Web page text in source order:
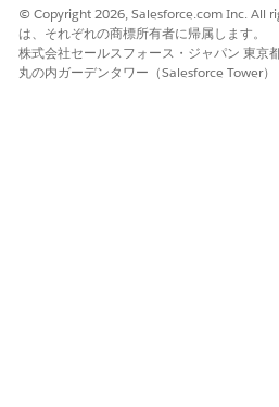
は、低リスク (0 ～ 49)、中リス
～ 100) の 3 つがあります。
検出された異常 – 次の 24 時間以
ンまたはユーザー活動からの関連
© Copyright 2026, Salesforce.com Inc. All
は、それぞれの商標所有者に帰属します。
株式会社セールスフォース・ジャパン 東京
丸の内ガーデンタワー（Salesforce Tower）